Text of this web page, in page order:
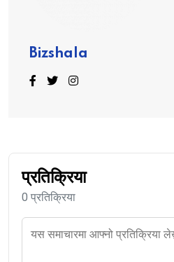
Bizshala
प्रतिक्रिया
0 प्रतिक्रिया